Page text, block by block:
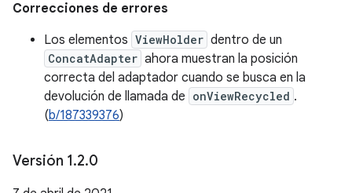
Correcciones de errores
Los elementos ViewHolder dentro de un
ConcatAdapter ahora muestran la posición
correcta del adaptador cuando se busca en la
devolución de llamada de onViewRecycled .
(b/187339376)
Versión 1.2.0